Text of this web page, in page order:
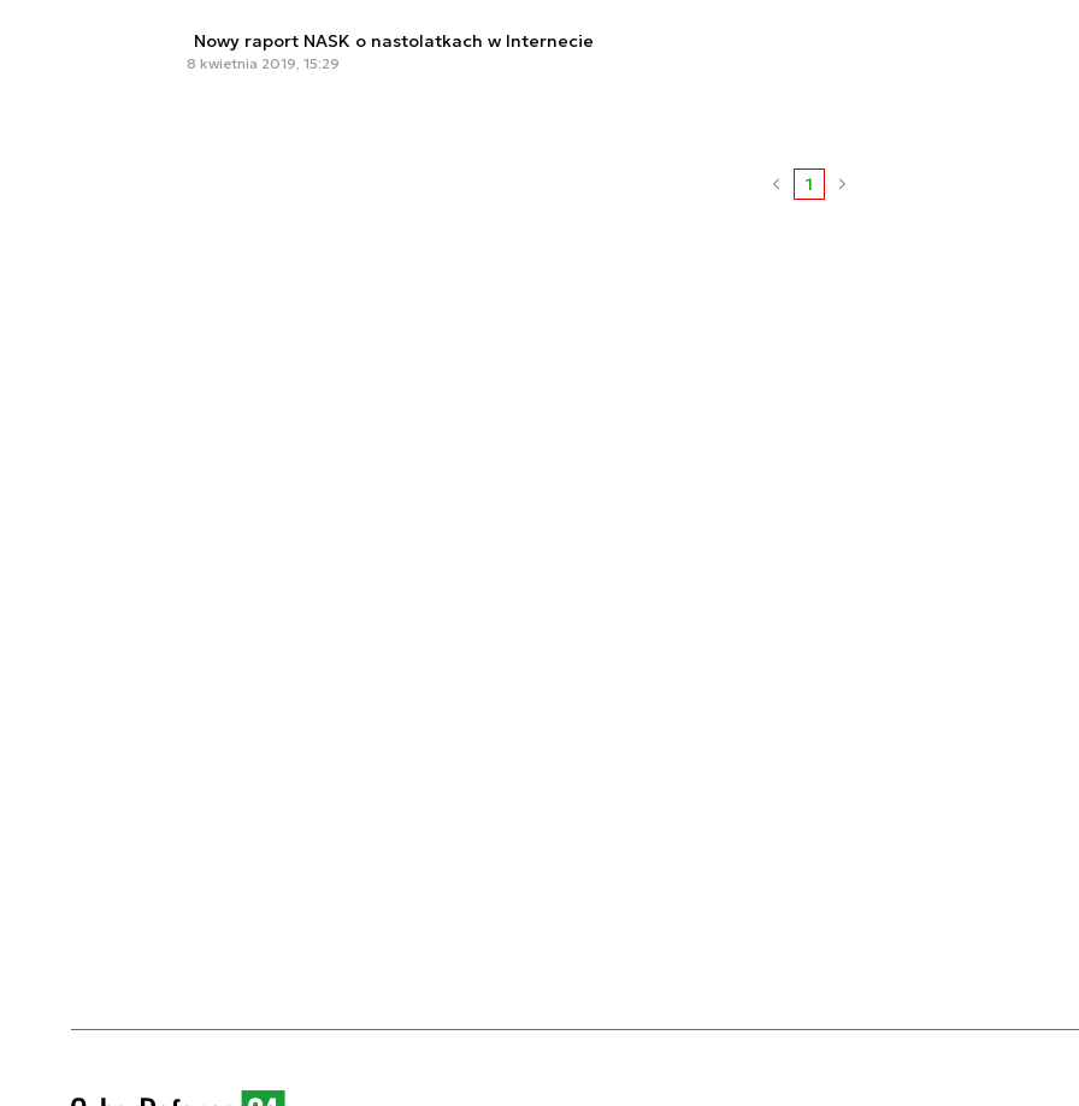
Nowy raport NASK o nastolatkach w Internecie
8 kwietnia 2019, 15:29
1